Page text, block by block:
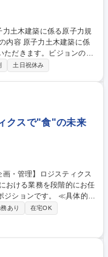
ただきます。ビジョンの実
ど、私たちと共に新たな
係る原子力規制庁の検査対
祝休み
土日祝休み
クスで"食"の未来
です。 ≪具体的に
会社・各部署との連携
商材の回収・問い合わ
監視/在庫倉庫の発注監視)
立案・検証・構築 ◇見積
理 募集職種 福
あり
在宅OK